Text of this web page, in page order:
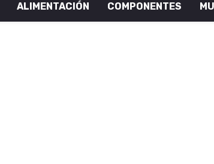
ALIMENTACIÓN COMPONENTES